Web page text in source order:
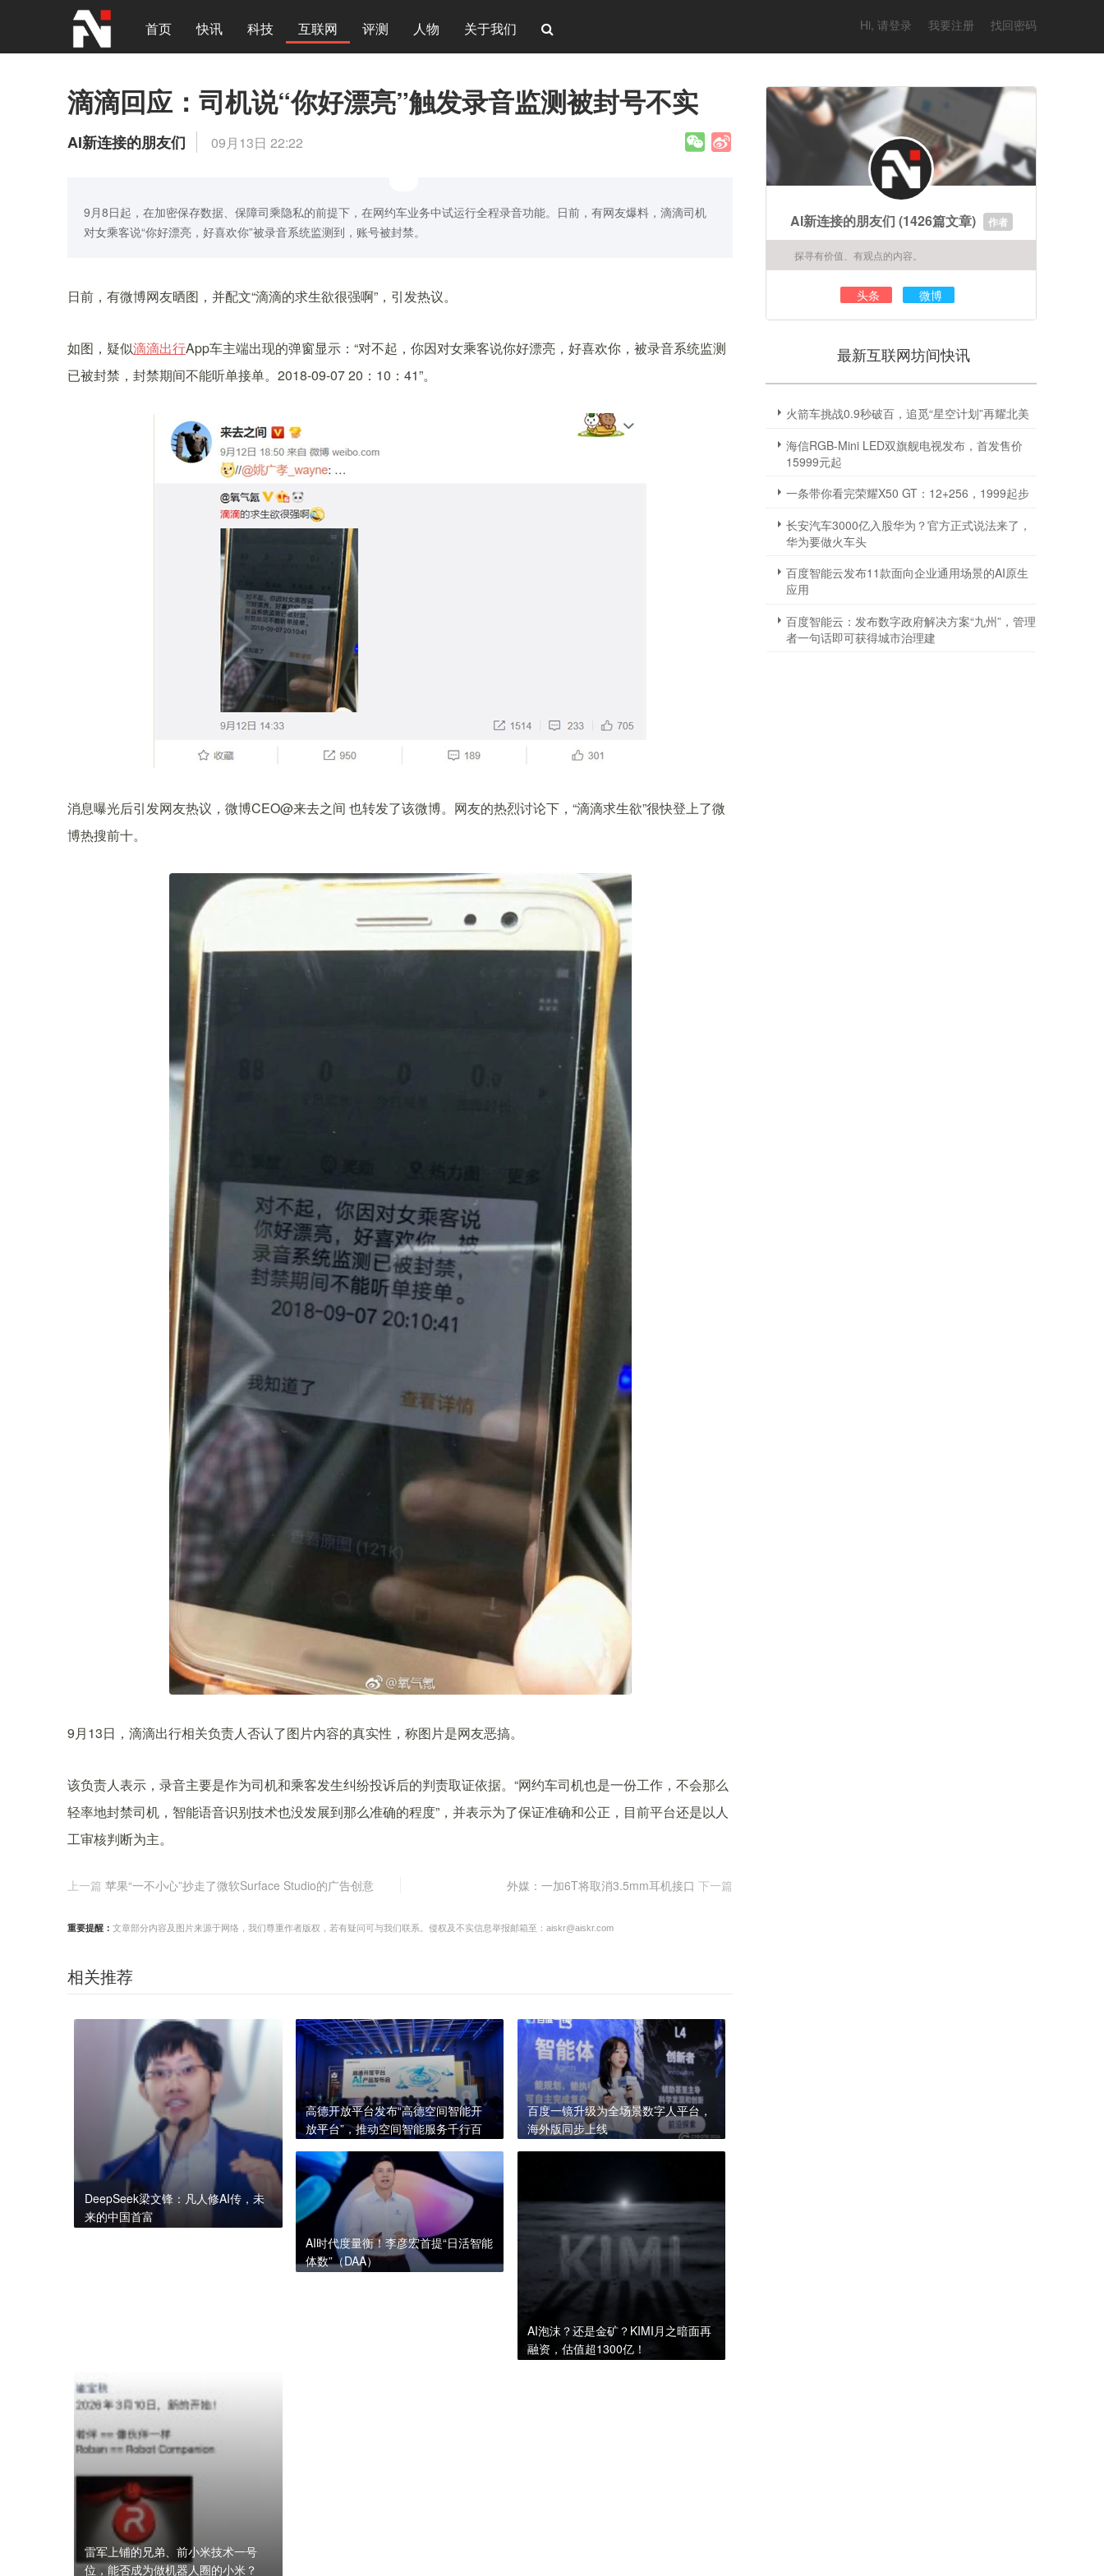
首页 快讯 科技 互联网 评测 人物 关于我们 Hi, 请登录 我要注册 找回密码
滴滴回应：司机说“你好漂亮”触发录音监测被封号不实
AI新连接的朋友们 09月13日 22:22
9月8日起，在加密保存数据、保障司乘隐私的前提下，在网约车业务中试运行全程录音功能。日前，有网友爆料，滴滴司机
对女乘客说“你好漂亮，好喜欢你”被录音系统监测到，账号被封禁。
日前，有微博网友晒图，并配文“滴滴的求生欲很强啊”，引发热议。
如图，疑似滴滴出行App车主端出现的弹窗显示：“对不起，你因对女乘客说你好漂亮，好喜欢你，被录音系统监测
已被封禁，封禁期间不能听单接单。2018-09-07 20：10：41”。
消息曝光后引发网友热议，微博CEO@来去之间 也转发了该微博。网友的热烈讨论下，“滴滴求生欲”很快登上了微
博热搜前十。
9月13日，滴滴出行相关负责人否认了图片内容的真实性，称图片是网友恶搞。
该负责人表示，录音主要是作为司机和乘客发生纠纷投诉后的判责取证依据。“网约车司机也是一份工作，不会那么
轻率地封禁司机，智能语音识别技术也没发展到那么准确的程度”，并表示为了保证准确和公正，目前平台还是以人
工审核判断为主。
上一篇 苹果“一不小心”抄走了微软Surface Studio的广告创意 外媒：一加6T将取消3.5mm耳机接口 下一篇
重要提醒： 文章部分内容及图片来源于网络，我们尊重作者版权，若有疑问可与我们联系。侵权及不实信息举报邮箱至：aiskr@aiskr.com
相关推荐
DeepSeek梁文锋：凡人修AI传，未
来的中国首富
高德开放平台发布“高德空间智能开
放平台”，推动空间智能服务千行百
百度一镜升级为全场景数字人平台，
海外版同步上线
AI时代度量衡！李彦宏首提“日活智能
体数”（DAA）
AI泡沫？还是金矿？KIMI月之暗面再
融资，估值超1300亿！
雷军上铺的兄弟、前小米技术一号
位，能否成为做机器人圈的小米？
AI新连接的朋友们 (1426篇文章) 作者
探寻有价值、有观点的内容。
头条 微博
最新互联网坊间快讯
火箭车挑战0.9秒破百，追觅“星空计划”再耀北美
海信RGB-Mini LED双旗舰电视发布，首发售价
15999元起
一条带你看完荣耀X50 GT：12+256，1999起步
长安汽车3000亿入股华为？官方正式说法来了，
华为要做火车头
百度智能云发布11款面向企业通用场景的AI原生
应用
百度智能云：发布数字政府解决方案“九州”，管理
者一句话即可获得城市治理建